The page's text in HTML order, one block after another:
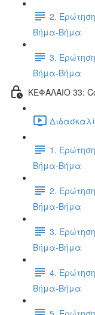
2.
Βήμα-Βήμα
3.
Βήμα-Βήμα
ΚΕΦΑΛΑΙΟ 33:
1.
Βήμα-Βήμα
2.
Βήμα-Βήμα
3.
Βήμα-Βήμα
4.
Βήμα-Βήμα